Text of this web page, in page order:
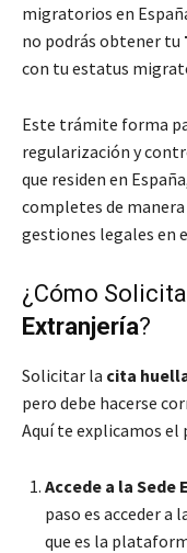
migratorios en
no podrás obtener tu
con tu estatus
Este trámite forma
regularización y
que residen en
completes de
gestiones legales en
¿Cómo
Extranjería?
Solicitar la cita
pero debe hacerse
Aquí te explicamos el
Accede a la
paso es acceder a
que es la